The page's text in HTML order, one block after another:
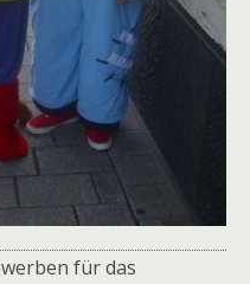
werben für das